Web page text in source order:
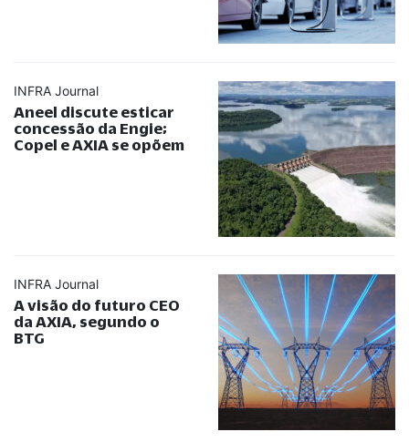
INFRA Journal
Aneel discute esticar
concessão da Engie;
Copel e AXIA se opõem
INFRA Journal
A visão do futuro CEO
da AXIA, segundo o
BTG